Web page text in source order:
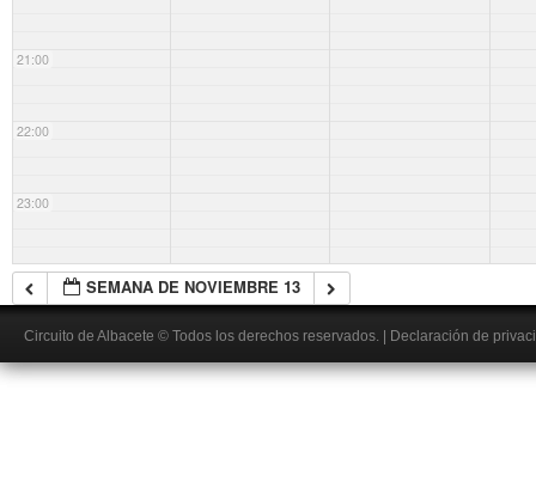
21:00
22:00
23:00
SEMANA DE NOVIEMBRE 13
Circuito de Albacete © Todos los derechos reservados. Declaración de